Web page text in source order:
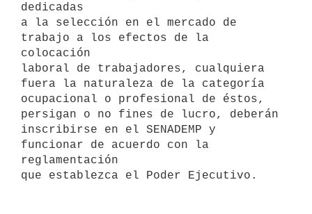
dedicadas
a la selección en el mercado de
trabajo a los efectos de la
colocación
laboral de trabajadores, cualquiera
fuera la naturaleza de la categoría
ocupacional o profesional de éstos,
persigan o no fines de lucro, deberán
inscribirse en el SENADEMP y
funcionar de acuerdo con la
reglamentación
que establezca el Poder Ejecutivo.